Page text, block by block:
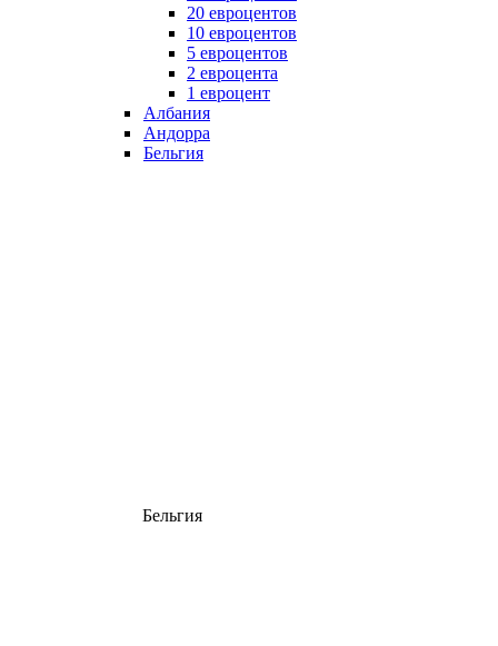
20 евроцентов
10 евроцентов
5 евроцентов
2 евроцента
1 евроцент
Албания
Андорра
Бельгия
Бельгия